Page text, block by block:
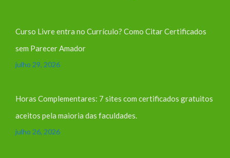
Curso Livre entra no Currículo? Como Citar Certificados
sem Parecer Amador
julho 29, 2026
Horas Complementares: 7 sites com certificados gratuitos
aceitos pela maioria das faculdades.
julho 26, 2026